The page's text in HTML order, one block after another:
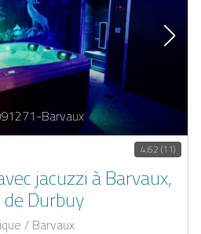
Barvaux
4,62 (11)
jacuzzi à Barvaux,
de Durbuy
/ Barvaux